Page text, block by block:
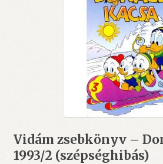
Vidám zsebkönyv –
1993/2 (szépséghibás)